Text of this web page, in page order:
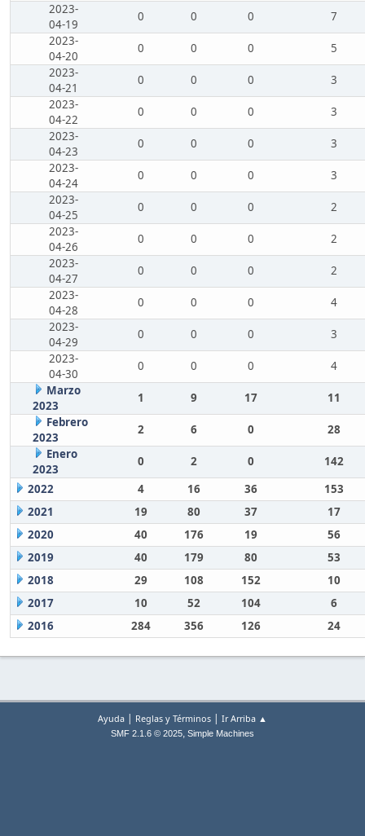
2023-
04-19
0 0 0
7
2023-
04-20
0 0 0
5
2023-
04-21
0 0 0
3
2023-
04-22
0 0 0
3
2023-
04-23
0 0 0
3
2023-
04-24
0 0 0
3
2023-
04-25
0 0 0
2
2023-
04-26
0 0 0
2
2023-
04-27
0 0 0
2
2023-
04-28
0 0 0
4
2023-
04-29
0 0 0
3
2023-
04-30
0 0 0
4
Marzo
2023
1 9 17
11
Febrero
2023
2 6 0
28
Enero
2023
0 2 0
142
2022
4 16 36
153
2021
19 80 37
17
2020
40 176 19
56
2019
40 179 80
53
2018
29 108 152
10
2017
10 52 104
6
2016
284 356 126 24
Ayuda | Reglas y Términos | Ir Arriba ▲
SMF 2.1.6 © 2025, Simple Machines